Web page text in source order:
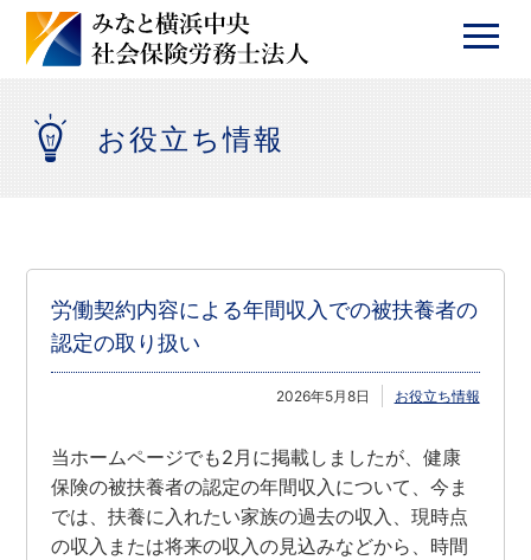
お役立ち情報
労働契約内容による年間収入での被扶養者の
認定の取り扱い
2026年5月8日 お役立ち情報
当ホームページでも2月に掲載しましたが、健康
保険の被扶養者の認定の年間収入について、今ま
では、扶養に入れたい家族の過去の収入、現時点
の収入または将来の収入の見込みなどから、時間